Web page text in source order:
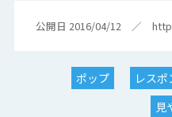
公開日 2016/04/12 ／
ポップ
レス
見